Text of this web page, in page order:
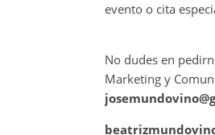
evento o cita
No dudes en
Marketing y